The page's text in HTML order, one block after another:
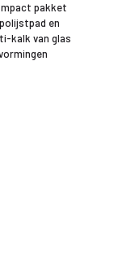
pakket
en
kalk van glas